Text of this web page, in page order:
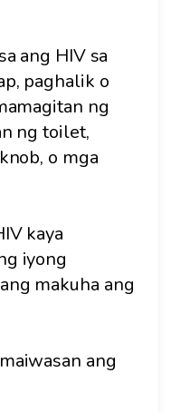
ang HIV sa
paghalik o
ng
ng toilet,
o mga
kaya
iyong
makuha ang
ang